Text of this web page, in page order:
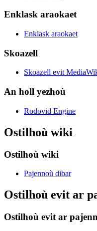
Enklask araokaet
Enklask araokaet
Skoazell
Skoazell evit
An holl yezhoù
Rodovid Engine
Ostilhoù wiki
Ostilhoù wiki
Pajennoù dibar
Ostilhoù evit ar
Ostilhoù evit ar